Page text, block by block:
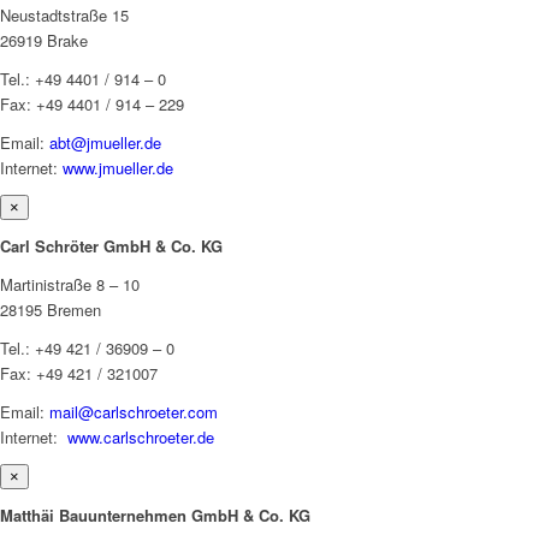
Neustadtstraße 15
26919 Brake
Tel.: +49 4401 / 914 – 0
Fax: +49 4401 / 914 – 229
Email: abt@jmueller.de
Internet: www.jmueller.de
×
Carl Schröter GmbH & Co. KG
Martinistraße 8 – 10
28195 Bremen
Tel.: +49 421 / 36909 – 0
Fax: +49 421 / 321007
Email: mail@carlschroeter.com
Internet: www.carlschroeter.de
×
Matthäi Bauunternehmen GmbH & Co. KG